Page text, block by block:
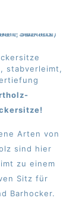
stabverleimt,
Arten von
sind hier
zu einem
Sitz für
Barhocker.